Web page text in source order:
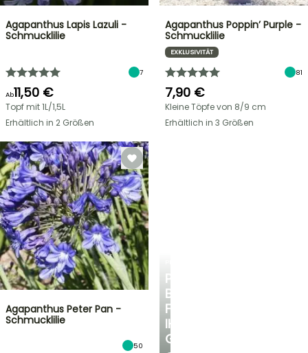
PERSÖNLICHE
BERATUNG
FÜR
IHREN
GARTEN
Agapanthus Lapis Lazuli -
Schmucklilie
7
Ab11,50 €
Topf mit 1L/1,5L
Erhältlich in 2 Größen
Agapanthus Poppin’ Purple -
Schmucklilie
EXKLUSIVITÄT
81
7,90 €
Kleine Töpfe von 8/9 cm
Erhältlich in 3 Größen
Agapanthus Peter Pan -
Schmucklilie
50